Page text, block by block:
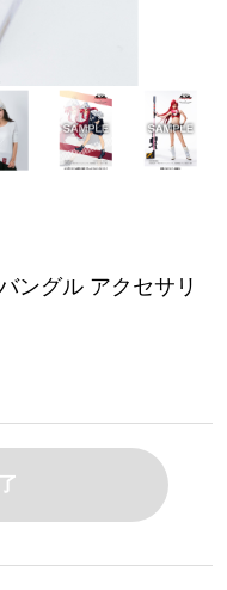
ングル アクセサリ